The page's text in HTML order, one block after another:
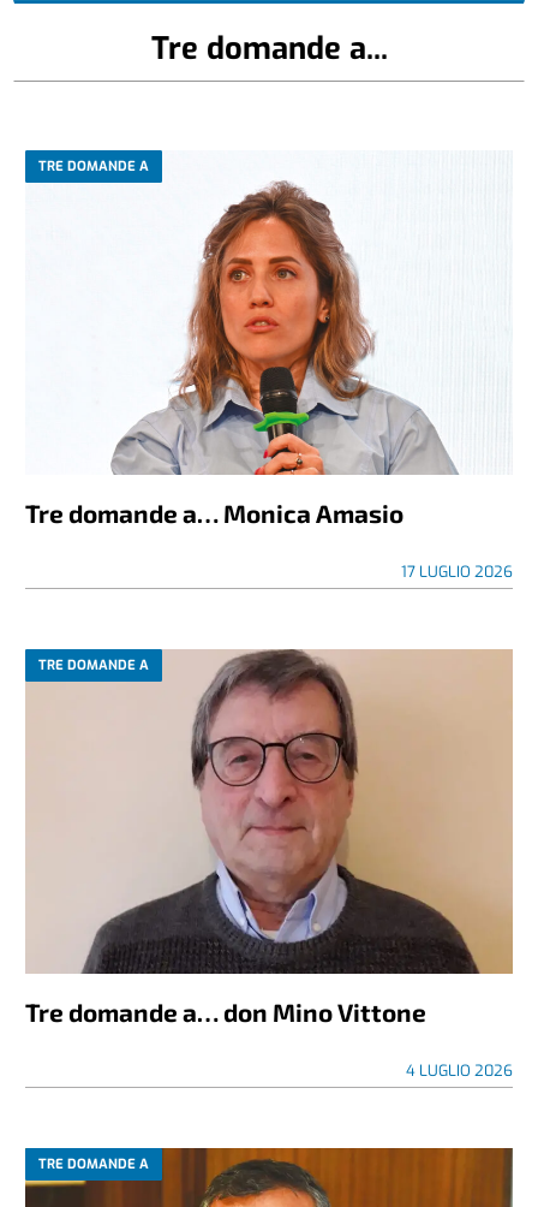
Tre domande a...
TRE DOMANDE A
Tre domande a… Monica Amasio
17 LUGLIO 2026
TRE DOMANDE A
Tre domande a… don Mino Vittone
4 LUGLIO 2026
TRE DOMANDE A